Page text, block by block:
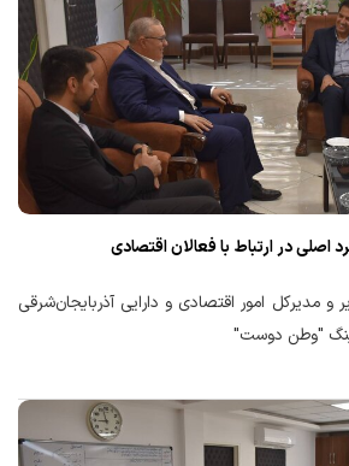
در ارتباط با فعالان اقتصادی
و مدیرکل امور اقتصادی و دارایی آذربایجان‌شرقی
"وطن دوست"